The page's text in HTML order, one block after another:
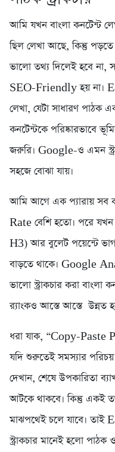
আমি যখন বাংলা কনটেন্ট
ছিল লেখা আছে, কিন্তু
ভালো তথ্য দিলেই হবে না,
SEO-Friendly হয় না।
লেখা, যেটা সাধারণ পাঠক
কনটেন্টকে পরিষ্কারভাবে
জরুরি। Google-ও এমন
সহজে বোঝা যায়।
আমি আগে এক প্যারায় সব
Rate বেশি হতো। পরে যখন
H3) আর বুলেট পয়েন্টে
বাড়তে থাকে। Google
ভালো স্ট্রাকচার করা বাংলা
র‍্যাংকও আস্তে আস্তে উন্নত
ধরা যাক, “Copy-Paste
যদি শুরুতেই সমস্যার
দেখান, শেষে উপকারিতা
আটকে থাকবে। কিন্তু একই
মাঝপথেই চলে যাবে।
স্ট্রাকচার মানেই হলো